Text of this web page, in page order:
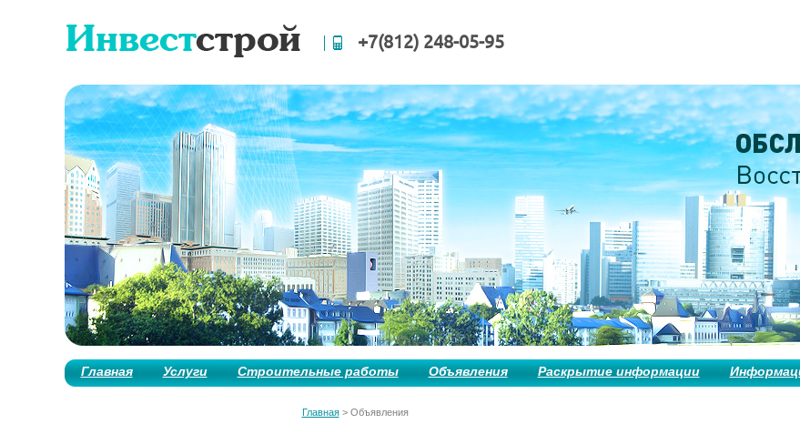
+7(812) 248-05-95
Главная Услуги Строительные работы Объявления Раскрытие информации
Главная> Объявления